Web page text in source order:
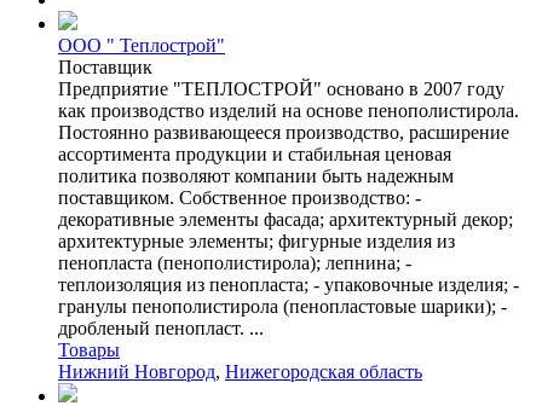
ООО " Теплострой"
Поставщик
Предприятие "ТЕПЛОСТРОЙ" основано в 2007 году
как производство изделий на основе пенополистирола.
Постоянно развивающееся производство, расширение
ассортимента продукции и стабильная ценовая
политика позволяют компании быть надежным
поставщиком. Собственное производство: -
декоративные элементы фасада; архитектурный декор;
архитектурные элементы; фигурные изделия из
пенопласта (пенополистирола); лепнина; -
теплоизоляция из пенопласта; - упаковочные изделия; -
гранулы пенополистирола (пенопластовые шарики); -
дробленый пенопласт. ...
Товары
Нижний Новгород, Нижегородская область